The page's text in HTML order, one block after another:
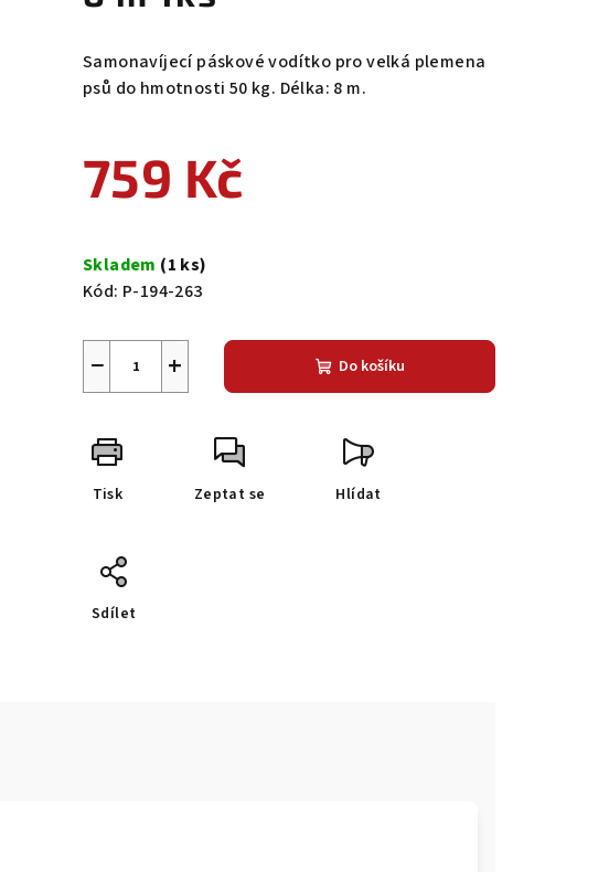
Samonavíjecí páskové vodítko pro velká plemena
psů do hmotnosti 50 kg. Délka: 8 m.
759 Kč
cena:
Skladem (1 ks)
Kód: P-194-263
+
− Do košíku
Tisk Zeptat se Hlídat
Sdílet